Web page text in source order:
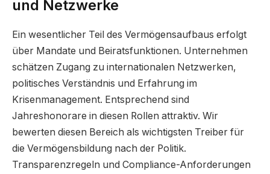
und Netzwerke
Ein wesentlicher Teil des Vermögensaufbaus erfolgt
über Mandate und Beiratsfunktionen. Unternehmen
schätzen Zugang zu internationalen Netzwerken,
politisches Verständnis und Erfahrung im
Krisenmanagement. Entsprechend sind
Jahreshonorare in diesen Rollen attraktiv. Wir
bewerten diesen Bereich als wichtigsten Treiber für
die Vermögensbildung nach der Politik.
Transparenzregeln und Compliance-Anforderungen